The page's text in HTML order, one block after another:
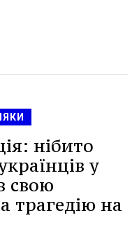
нібито
у
свою
трагедію на